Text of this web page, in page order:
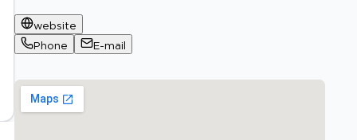
website
Phone
E-mail